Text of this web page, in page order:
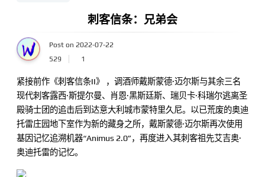
刺客信条：兄弟会
Post on 2022-07-22
529
1
紧接前作《刺客信条II》 ，调酒师戴斯蒙德·迈尔斯与其余三名
现代刺客露西·斯提尔曼、肖恩·黑斯廷斯、瑞贝卡·科瑞尔逃离圣
殿骑士团的追击后到达意大利城市蒙特里久尼。以已荒废的奥迪
托雷庄园地下室作为新的藏身之所，戴斯蒙德·迈尔斯再次使用
基因记忆追溯机器“Animus 2.0”，再度进入其刺客祖先艾吉奥·
奥迪托雷的记忆。